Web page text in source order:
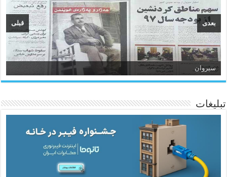
سیروان
ئاژانسی هەواڵی مێهر
قبلی بعدی
تبلیغات